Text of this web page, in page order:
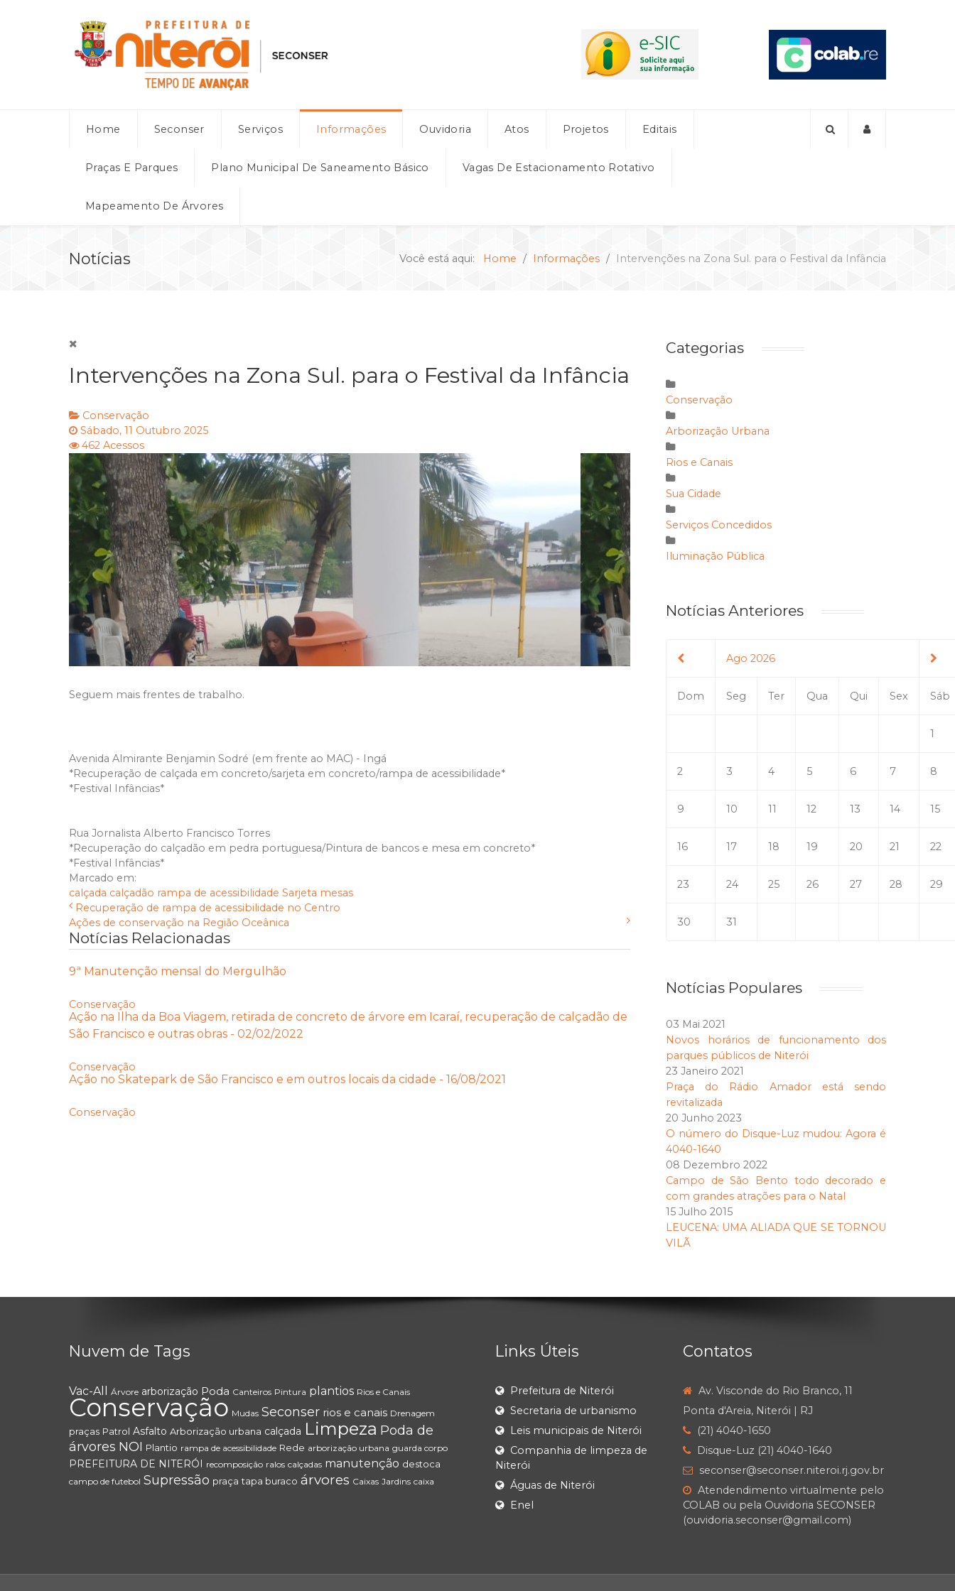
Home Seconser Serviços Informações Ouvidoria Atos Projetos Editais
Praças E Parques Plano Municipal De Saneamento Básico Vagas De Estacionamento Rotativo
Mapeamento De Árvores
Notícias Você está aqui: Home Informações Intervenções na Zona Sul. para o Festival da Infância
Intervenções na Zona Sul. para o Festival da Infância
Conservação
Sábado, 11 Outubro 2025
462 Acessos
Seguem mais frentes de trabalho.
Avenida Almirante Benjamin Sodré (em frente ao MAC) - Ingá
*Recuperação de calçada em concreto/sarjeta em concreto/rampa de acessibilidade*
*Festival Infâncias*
Rua Jornalista Alberto Francisco Torres
*Recuperação do calçadão em pedra portuguesa/Pintura de bancos e mesa em concreto*
*Festival Infâncias*
Marcado em:
calçada calçadão rampa de acessibilidade Sarjeta mesas
Recuperação de rampa de acessibilidade no Centro
Ações de conservação na Região Oceânica
Notícias Relacionadas
9ª Manutenção mensal do Mergulhão
Conservação
Ação na Ilha da Boa Viagem, retirada de concreto de árvore em Icaraí, recuperação de calçadão de
São Francisco e outras obras - 02/02/2022
Conservação
Ação no Skatepark de São Francisco e em outros locais da cidade - 16/08/2021
Conservação
Categorias
Conservação
Arborização Urbana
Rios e Canais
Sua Cidade
Serviços Concedidos
Iluminação Pública
Notícias Anteriores
Ago 2026
Dom Seg Ter Qua Qui Sex Sáb
1
2 3 4 5 6 7 8
9 10 11 12 13 14 15
16 17 18 19 20 21 22
23 24 25 26 27 28 29
30 31
Notícias Populares
03 Mai 2021
Novos horários de funcionamento dos
parques públicos de Niterói
23 Janeiro 2021
Praça do Rádio Amador está sendo
revitalizada
20 Junho 2023
O número do Disque-Luz mudou: Agora é
4040-1640
08 Dezembro 2022
Campo de São Bento todo decorado e
com grandes atrações para o Natal
15 Julho 2015
LEUCENA: UMA ALIADA QUE SE TORNOU
VILÃ
Nuvem de Tags
Vac-All Árvore arborização Poda Canteiros Pintura plantios Rios e Canais
Conservação Mudas Seconser rios e canais Drenagem
praças Patrol Asfalto Arborização urbana calçada Limpeza Poda de
árvores NOI Plantio rampa de acessibilidade Rede arborização urbana guarda corpo
PREFEITURA DE NITERÓI recomposição ralos calçadas manutenção destoca
campo de futebol Supressão praça tapa buraco árvores Caixas Jardins caixa
Links Úteis
Prefeitura de Niterói
Secretaria de urbanismo
Leis municipais de Niterói
Companhia de limpeza de
Niterói
Águas de Niterói
Enel
Contatos
Av. Visconde do Rio Branco, 11
Ponta d'Areia, Niterói | RJ
(21) 4040-1650
Disque-Luz (21) 4040-1640
seconser@seconser.niteroi.rj.gov.br
Atendendimento virtualmente pelo
COLAB ou pela Ouvidoria SECONSER
(ouvidoria.seconser@gmail.com)